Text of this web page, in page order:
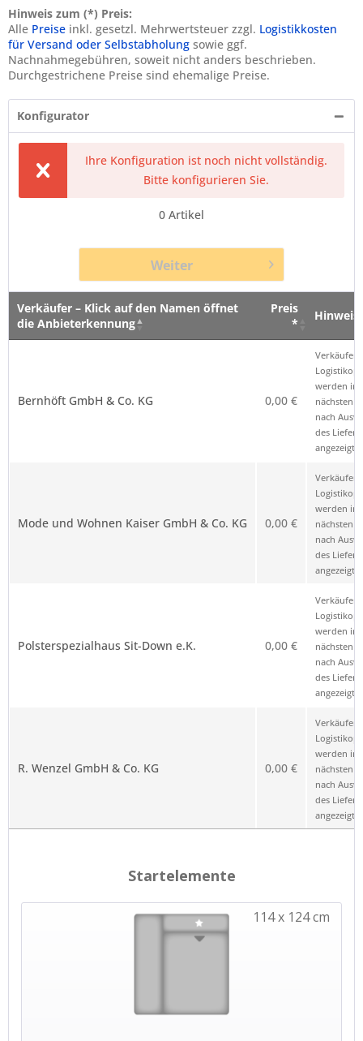
Hinweis zum (*) Preis:
Alle Preise inkl. gesetzl. Mehrwertsteuer zzgl. Logistikkosten
für Versand oder Selbstabholung sowie ggf.
Nachnahmegebühren, soweit nicht anders beschrieben.
Durchgestrichene Preise sind ehemalige Preise.
Konfigurator
Ihre Konfiguration ist noch nicht vollständig.
Bitte konfigurieren Sie.
0 Artikel
Weiter
Verkäufer – Klick auf den Namen öffnet
die Anbieterkennung
Preis
*
Hinweis
Bernhöft GmbH & Co. KG 0,00 €
Verkäufer
werden im
nächsten
nach
des
angezeigt.
Mode und Wohnen Kaiser GmbH & Co. KG 0,00 €
Verkäufer
werden im
nächsten
nach
des
angezeigt.
Polsterspezialhaus Sit-Down e.K. 0,00 €
Verkäufer
werden im
nächsten
nach
des
angezeigt.
R. Wenzel GmbH & Co. KG 0,00 €
Verkäufer
werden im
nächsten
nach
des
angezeigt.